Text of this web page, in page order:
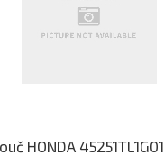
HONDA 45251TL1G01